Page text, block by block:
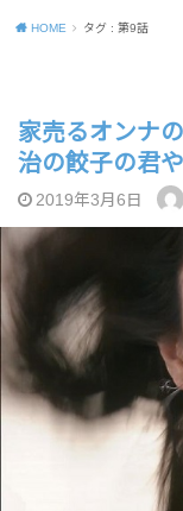
HOME タグ : 第9話
家売るオンナ
治の餃子の君
2019年3月6日